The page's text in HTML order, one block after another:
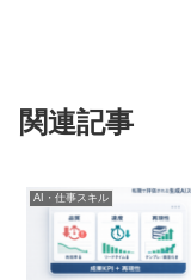
関連記事
AI・仕事スキル